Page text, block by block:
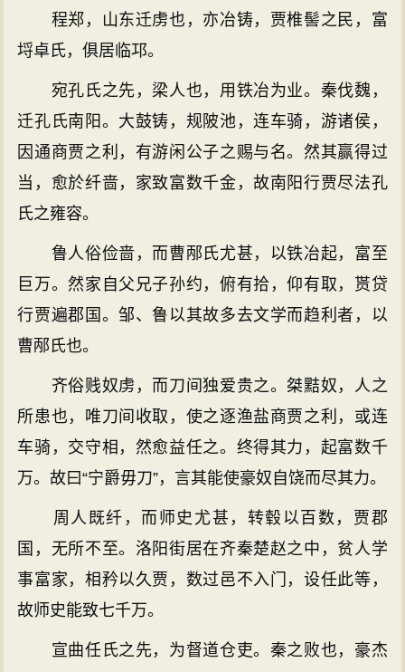
程郑，山东迁虏也，亦冶铸，贾椎髻之民，富
埒卓氏，俱居临邛。
宛孔氏之先，梁人也，用铁冶为业。秦伐魏，
迁孔氏南阳。大鼓铸，规陂池，连车骑，游诸侯，
因通商贾之利，有游闲公子之赐与名。然其赢得过
当，愈於纤啬，家致富数千金，故南阳行贾尽法孔
氏之雍容。
鲁人俗俭啬，而曹邴氏尤甚，以铁冶起，富至
巨万。然家自父兄子孙约，俯有拾，仰有取，贳贷
行贾遍郡国。邹、鲁以其故多去文学而趋利者，以
曹邴氏也。
齐俗贱奴虏，而刀间独爱贵之。桀黠奴，人之
所患也，唯刀间收取，使之逐渔盐商贾之利，或连
车骑，交守相，然愈益任之。终得其力，起富数千
万。故曰“宁爵毋刀”，言其能使豪奴自饶而尽其力。
周人既纤，而师史尤甚，转毂以百数，贾郡
国，无所不至。洛阳街居在齐秦楚赵之中，贫人学
事富家，相矜以久贾，数过邑不入门，设任此等，
故师史能致七千万。
宣曲任氏之先，为督道仓吏。秦之败也，豪杰